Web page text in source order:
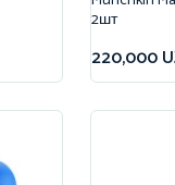
2шт
220,000